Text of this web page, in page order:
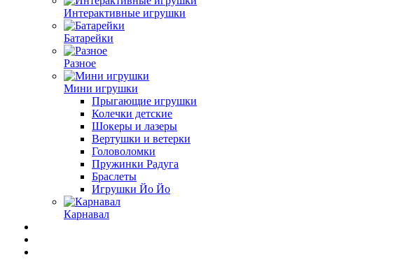
Интерактивные игрушки
Батарейки
Разное
Мини игрушки
Прыгающие игрушки
Колечки детские
Шокеры и лазеры
Вертушки и ветерки
Головоломки
Пружинки Радуга
Браслеты
Игрушки Йо Йо
Карнавал